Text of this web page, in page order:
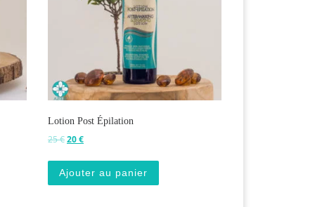
Lotion Post Épilation
25€Le prix initial était : 25 €.
20€Le prix actuel est : 20 €.
Ajouter au panier